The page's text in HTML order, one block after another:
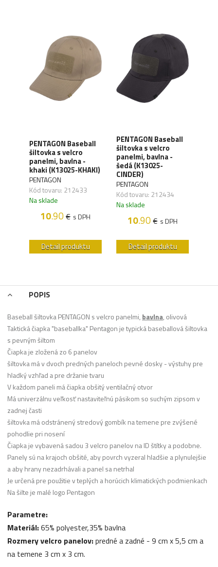
PENTAGON Baseball
šiltovka s velcro
panelmi, bavlna -
khaki (K13025-KHAKI)
PENTAGON
Kód tovaru: 212433
Na sklade
10.90€ s DPH
Detail produktu
PENTAGON Baseball
šiltovka s velcro
panelmi, bavlna -
šedá (K13025-
CINDER)
PENTAGON
Kód tovaru: 212434
Na sklade
10.90€ s DPH
Detail produktu
POPIS
Baseball šiltovka PENTAGON s velcro panelmi, bavlna, olivová
Taktická čiapka "baseballka" Pentagon je typická baseballová šiltovka
s pevným šiltom
Čiapka je zložená zo 6 panelov
šiltovka má v dvoch predných paneloch pevné dosky - výstuhy pre
hladký vzhľad a pre držanie tvaru
V každom paneli má čiapka obšitý ventilačný otvor
Má univerzálnu veľkosť nastaviteľnú pásikom so suchým zipsom v
zadnej časti
šiltovka má odstránený stredový gombík na temene pre zvýšené
pohodlie pri nosení
Čiapka je vybavená sadou 3 velcro panelov na ID štítky a podobne.
Panely sú na krajoch obšité, aby povrch vyzeral hladšie a plynulejšie
a aby hrany nezadrhávali a panel sa netrhal
Je určená pre použitie v teplých a horúcich klimatických podmienkach
Na šilte je malé logo Pentagon
Parametre:
Materiál:65% polyester,35% bavlna
Rozmery velcro panelov:predné a zadné - 9 cm x 5,5 cm a
na temene 3 cm x 3 cm.